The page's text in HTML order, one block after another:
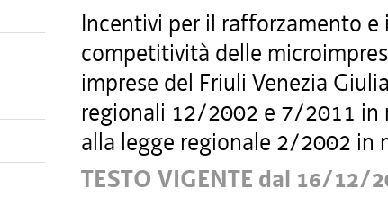
Incentivi per il rafforzamento e
competitività delle
imprese del Friuli Venezia
regionali 12/2002 e 7/2011 in
alla legge regionale 2/2002 in
TESTO VIGENTE dal 16/12/